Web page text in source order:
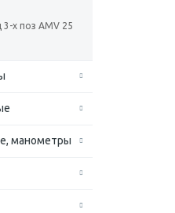
х поз AMV 25
манометры